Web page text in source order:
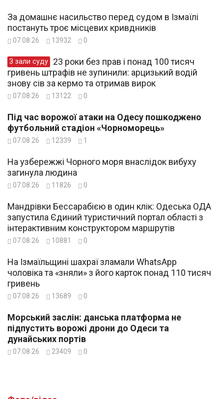
За домашнє насильство перед судом в Ізмаїлі
постануть троє місцевих кривдників
07.08.26 13932 0
З зали суду
гривень штрафів не зупинили: арцизький водій
знову сів за кермо та отримав вирок
07.08.26 13122 0
Під час ворожої атаки на Одесу пошкоджено
футбольний стадіон «Чорноморець»
07.08.26 12339 1
На узбережжі Чорного моря внаслідок вибуху
загинула людина
07.08.26 11826 0
Мандрівки Бессарабією в один клік: Одеська ОДА
запустила Єдиний туристичний портал області з
інтерактивним конструктором маршрутів
07.08.26 10881 0
На Ізмаїльщині шахраї зламали WhatsApp
чоловіка та «зняли» з його карток понад 110 тисяч
гривень
07.08.26 13689 0
Морський заслін: данська платформа не
підпустить ворожі дрони до Одеси та
дунайських портів
07.08.26 23409 0